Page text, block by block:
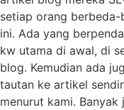
setiap orang
ini. Ada yang
kw utama di awal, di
blog. Kemudian ada
tautan ke artikel
menurut kami.